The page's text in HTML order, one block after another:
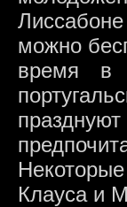
можно
время в
Клауса и